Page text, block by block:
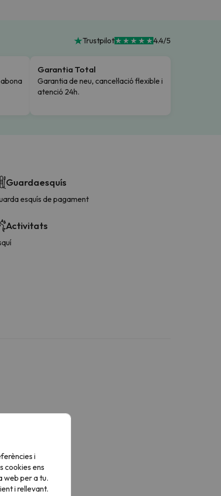
Trustpilot 4.4/5
Garantia Total
Garantia de neu, cancel·lació flexible i
atenció 24h.
Guardaesquís
esquís de pagament
Activitats
i
cookies ens
web per a tu.
i rellevant.